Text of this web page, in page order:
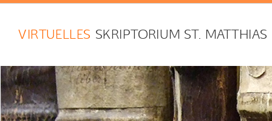
VIRTUELLES SKRIPTORIUM ST. MATTHIAS